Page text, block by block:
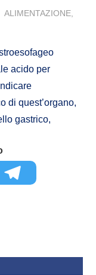
ALIMENTAZIONE,
acido per
di quest’organo,
gastrico,